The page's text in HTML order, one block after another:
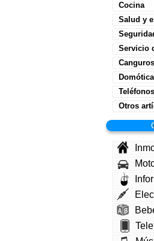
Cocina
Salud y
Servicio
Canguros
Domótica
Teléfonos
Otros